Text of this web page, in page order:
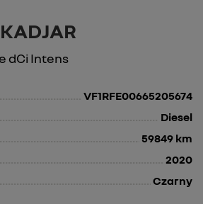
dCi Intens
VF1RFE00665205674
Diesel
59849 km
2020
Czarny